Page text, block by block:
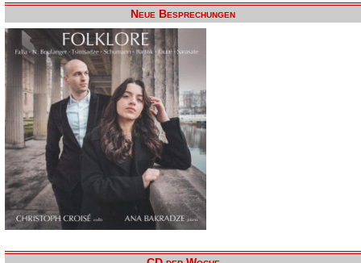
Neue Besprechungen